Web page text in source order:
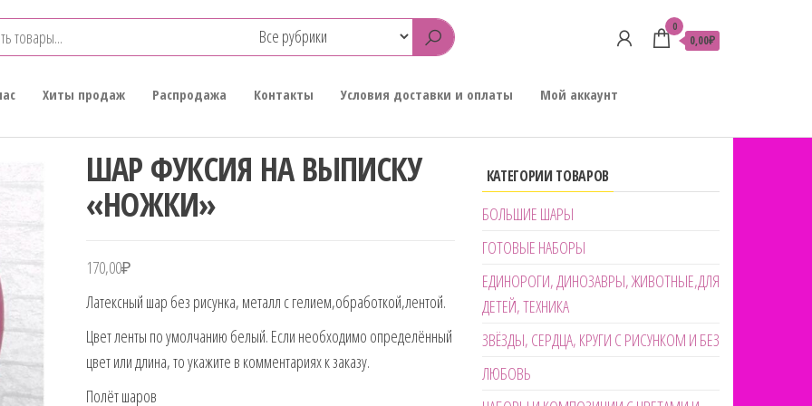
0
0,00₽
Хиты продаж Распродажа Контакты Условия доставки и оплаты
Мой аккаунт
ШАР ФУКСИЯ НА ВЫПИСКУ
«НОЖКИ»
170,00₽
Латексный шар без рисунка, металл с гелием,обработкой,лентой.
Цвет ленты по умолчанию белый. Если необходимо определённый
цвет или длина, то укажите в комментариях к заказу.
Полёт шаров
КАТЕГОРИИ ТОВАРОВ
БОЛЬШИЕ ШАРЫ
ГОТОВЫЕ НАБОРЫ
ЕДИНОРОГИ, ДИНОЗАВРЫ, ЖИВОТНЫЕ,ДЛЯ
ДЕТЕЙ, ТЕХНИКА
ЗВЁЗДЫ, СЕРДЦА, КРУГИ С РИСУНКОМ И БЕЗ
ЛЮБОВЬ